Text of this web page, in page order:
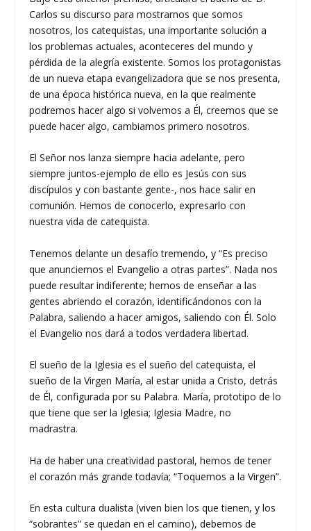
Carlos su discurso para mostrarnos que somos
nosotros, los catequistas, una importante solución a
los problemas actuales, aconteceres del mundo y
pérdida de la alegría existente. Somos los protagonistas
de un nueva etapa evangelizadora que se nos presenta,
de una época histórica nueva, en la que realmente
podremos hacer algo si volvemos a Él, creemos que se
puede hacer algo, cambiamos primero nosotros.
El Señor nos lanza siempre hacia adelante, pero
siempre juntos-ejemplo de ello es Jesús con sus
discípulos y con bastante gente-, nos hace salir en
comunión. Hemos de conocerlo, expresarlo con
nuestra vida de catequista.
Tenemos delante un desafío tremendo, y “Es preciso
que anunciemos el Evangelio a otras partes”. Nada nos
puede resultar indiferente; hemos de enseñar a las
gentes abriendo el corazón, identificándonos con la
Palabra, saliendo a hacer amigos, saliendo con Él. Solo
el Evangelio nos dará a todos verdadera libertad.
El sueño de la Iglesia es el sueño del catequista, el
sueño de la Virgen María, al estar unida a Cristo, detrás
de Él, configurada por su Palabra. María, prototipo de lo
que tiene que ser la Iglesia; Iglesia Madre, no
madrastra.
Ha de haber una creatividad pastoral, hemos de tener
el corazón más grande todavía; “Toquemos a la Virgen”.
En esta cultura dualista (viven bien los que tienen, y los
“sobrantes” se quedan en el camino), debemos de